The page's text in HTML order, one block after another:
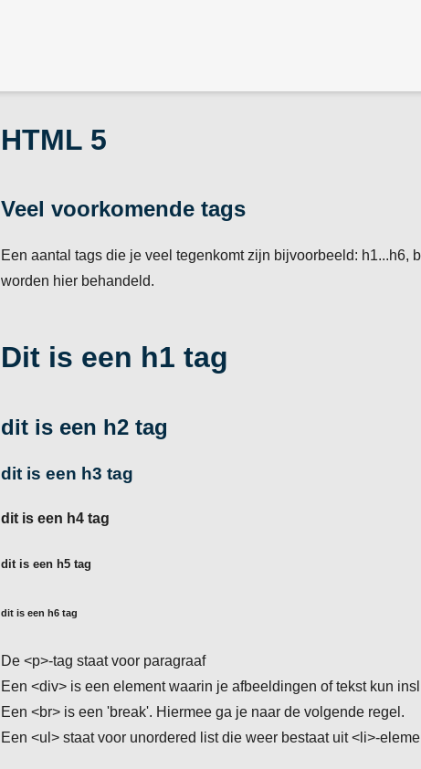
HTML 5
Veel voorkomende tags
Een aantal tags die je veel tegenkomt zijn bijvoorbeeld: h1...h6,
worden hier behandeld.
Dit is een h1 tag
dit is een h2 tag
dit is een h3 tag
dit is een h4 tag
dit is een h5 tag
dit is een h6 tag
De <p>-tag staat voor paragraaf
Een <div> is een element waarin je afbeeldingen of tekst kun
Een <br> is een 'break'. Hiermee ga je naar de volgende regel.
Een <ul> staat voor unordered list die weer bestaat uit <li>-